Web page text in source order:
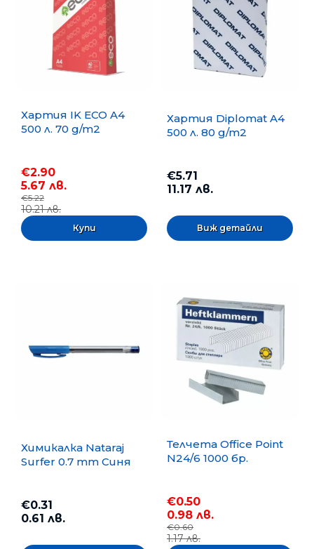
Хартия IK ECO A4
500 л. 70 g/m2
€2.90
5.67 лв.
€5.22
10.21 лв.
Хартия Diplomat A4
500 л. 80 g/m2
€5.71
11.17 лв.
Виж детайли
Химикалка Nataraj
Surfer 0.7 mm Синя
€0.31
0.61 лв.
Телчета Office Point
N24/6 1000 бр.
€0.50
0.98 лв.
€0.60
1.17 лв.